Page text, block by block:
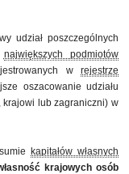
udział poszczególnych
największych podmiotów
w rejestrze
oszacowanie udziału
krajowi lub zagraniczni) w
kapitałów własnych
krajowych osób